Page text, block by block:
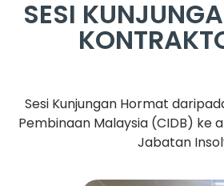
SESI
Sesi Kunjungan Hormat
Pembinaan Malaysia (CIDB) ke
Jabatan